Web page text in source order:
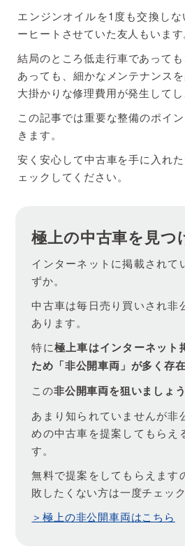
エンジンオイルを1度も交換し
ーヒートさせていた友人もいます
結局のところ低走行車であって
あっても、細かなメンテナンス
大掛かりな修理費用が発生してし
この記事では重要な整備のポイ
きます。
安く安心して中古車を手に入れ
ェックしてください。
極上の中古車を見つ
インターネットに掲載されて
ずか。
中古車は毎日売り買いされ非
あります。
特に極上車はインターネット
ため「非公開車両」が多く存在
この非公開車両を狙いましょう
あまり知られていませんが非
めの中古車を提案してもらえ
す。
無料で提案をしてもらえます
敗したくない方は一度チェッ
＞極上の非公開車両はこちら